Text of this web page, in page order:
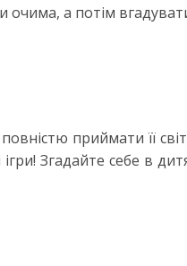
а потім
приймати її
Згадайте себе в